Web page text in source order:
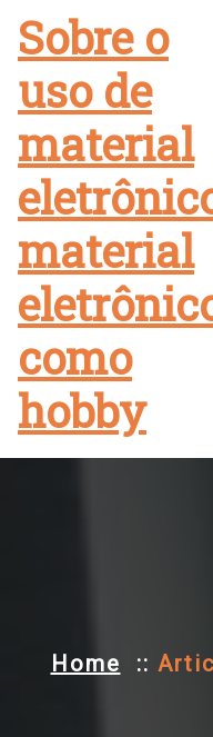
content
Sobre o
uso de
material
material
como
hobby
Home ::